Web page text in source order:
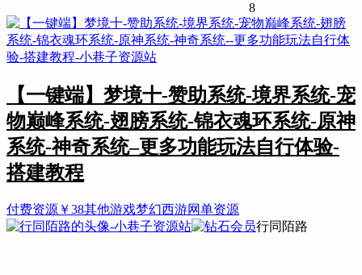
8
【一键端】梦境十-赞助系统-境界系统-宠
物巅峰系统-翅膀系统-锦衣魂环系统-原神
系统-神奇系统–更多功能玩法自行体验-
搭建教程
付费资源 ￥38其他游戏梦幻西游网单资源
行同陌路